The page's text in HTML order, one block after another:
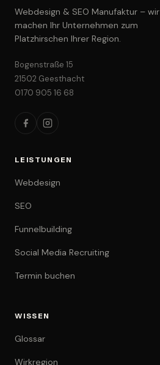
Webdesign & SEO Manufaktur – wir
machen Ihr Unternehmen zum
Platzhirschen Ihrer Region.
Bogenstraße 15
21502 Geesthacht
0170 905 16 68
LEISTUNGEN
Webdesign
SEO
Funnelbuilding
Social Media Recruiting
Termin buchen
WISSEN
Glossar
Wirkregion